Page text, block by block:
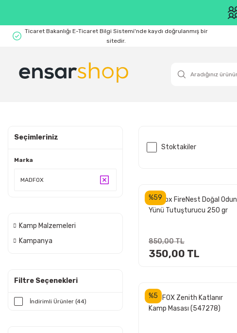
Ticaret Bakanlığı E-Ticaret Bilgi Sistemi'nde kaydı doğrulanmış bir
sitedir.
Seçimleriniz
Marka
MADFOX
Kamp Malzemeleri
Kampanya
Filtre Seçenekleri
İndirimli Ürünler (44)
Stoktakiler
%59
Madfox FireNest Doğal Odun
Yünü Tutuşturucu 250 gr
850,00 TL
350,00 TL
%5
MADFOX Zenith Katlanır
Kamp Masası (547278)